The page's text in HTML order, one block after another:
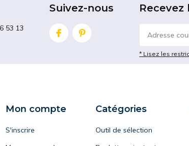
53 13
Suivez-nous
* Lisez les
Mon compte
S'inscrire
Catégories
Outil de sélection